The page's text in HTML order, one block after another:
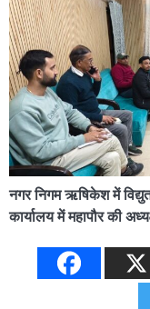
नगर निगम ऋषिकेश में
कार्यालय में महापौर की